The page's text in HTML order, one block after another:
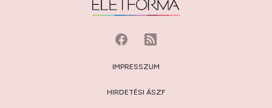
IMPRESSZUM
HIRDETÉSI ÁSZF